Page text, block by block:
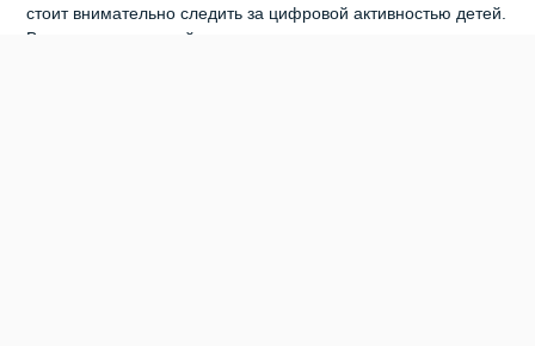
стоит внимательно следить за цифровой активностью детей.
Ведь именно в онлайн‑пространстве чаще всего происходит